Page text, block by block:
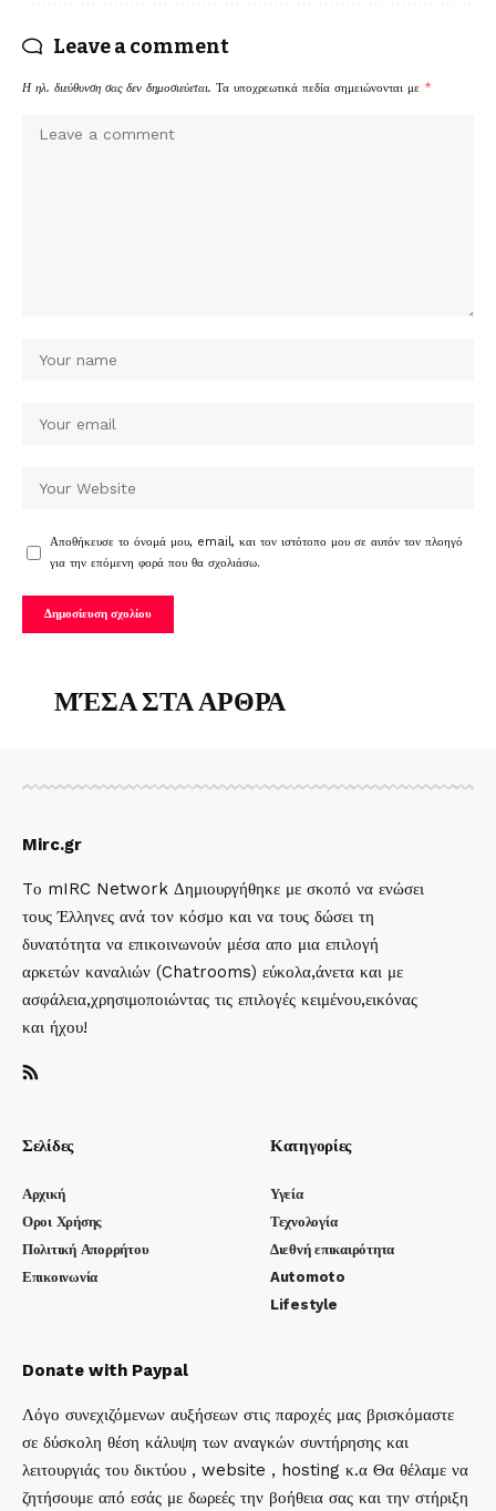
Leave a comment
Η ηλ. διεύθυνση σας δεν δημοσιεύεται. Τα υποχρεωτικά πεδία σημειώνονται με *
Αποθήκευσε το όνομά μου, email, και τον ιστότοπο μου σε αυτόν τον πλοηγό
για την επόμενη φορά που θα σχολιάσω.
ΜΈΣΑ ΣΤΑ ΑΡΘΡΑ
Mirc.gr
Tο mIRC Network Δημιουργήθηκε με σκοπό να ενώσει
τους Έλληνες ανά τον κόσμο και να τους δώσει τη
δυνατότητα να επικοινωνούν μέσα απο μια επιλογή
αρκετών καναλιών (Chatrooms) εύκολα,άνετα και με
ασφάλεια,χρησιμοποιώντας τις επιλογές κειμένου,εικόνας
και ήχου!
Σελίδες
Αρχική
Οροι Χρήσης
Πολιτική Απορρήτου
Επικοινωνία
Κατηγορίες
Υγεία
Τεχνολογία
Διεθνή επικαιρότητα
Automoto
Lifestyle
Donate with Paypal
Λόγο συνεχιζόμενων αυξήσεων στις παροχές μας βρισκόμαστε
σε δύσκολη θέση κάλυψη των αναγκών συντήρησης και
λειτουργιάς του δικτύου , website , hosting κ.α Θα θέλαμε να
ζητήσουμε από εσάς με δωρεές την βοήθεια σας και την στήριξη